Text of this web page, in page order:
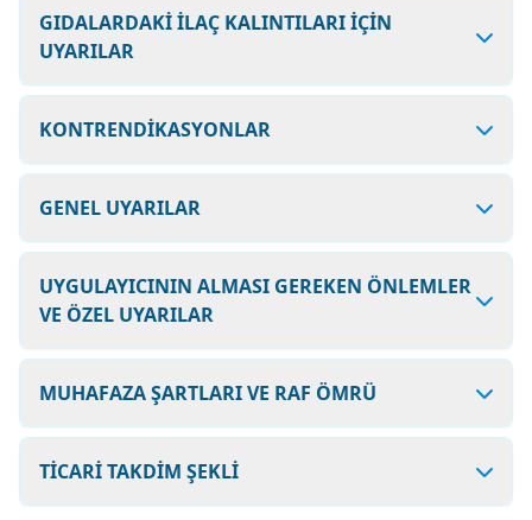
GIDALARDAKİ İLAÇ KALINTILARI İÇİN
UYARILAR
KONTRENDİKASYONLAR
GENEL UYARILAR
UYGULAYICININ ALMASI GEREKEN ÖNLEMLER
VE ÖZEL UYARILAR
MUHAFAZA ŞARTLARI VE RAF ÖMRÜ
TİCARİ TAKDİM ŞEKLİ